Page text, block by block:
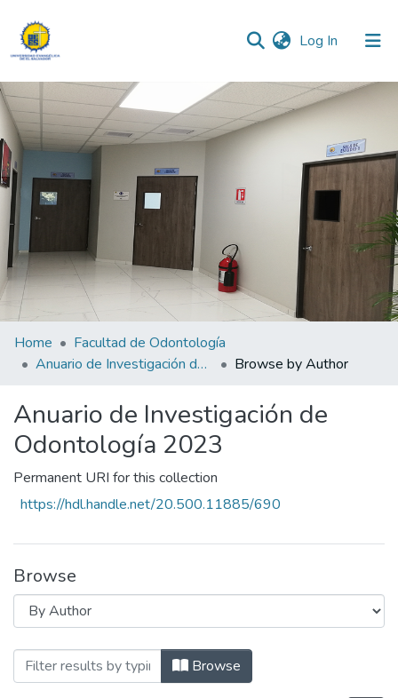
Log In (current)
Communities & Collections
All of DSpace
Home
Facultad de Odontología
Anuario de Investigación de Odontología 2023
Browse by Author
Anuario de Investigación de
Odontología 2023
Permanent URI for this collection
https://hdl.handle.net/20.500.11885/690
Browse
Browsing Anuario de Investigación de
Browse